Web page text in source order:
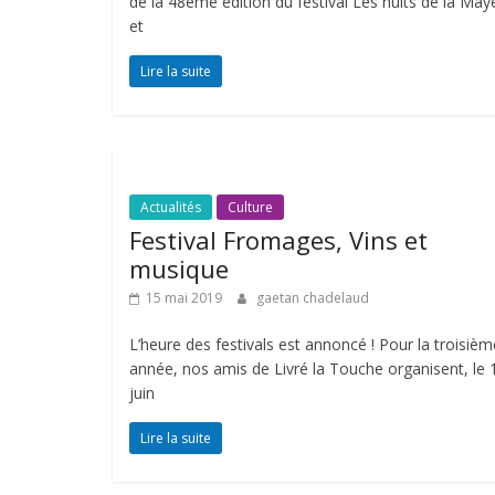
et
Lire la suite
Actualités Culture
Festival Fromages, Vins et
musique
15 mai 2019 gaetan chadelaud
L’heure des festivals est annoncé ! Pour la
année, nos amis de Livré la Touche organisent, le
juin
Lire la suite